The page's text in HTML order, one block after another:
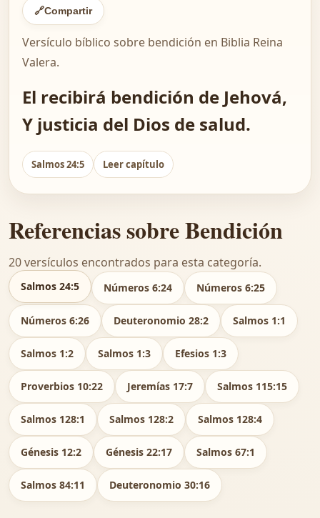
🔗Compartir
Versículo bíblico sobre bendición en Biblia Reina
Valera.
El recibirá bendición de Jehová,
Y justicia del Dios de salud.
Salmos 24:5 Leer capítulo
Referencias sobre Bendición
20 versículos encontrados para esta categoría.
Salmos 24:5 Números 6:24 Números 6:25
Números 6:26 Deuteronomio 28:2 Salmos 1:1
Salmos 1:2 Salmos 1:3 Efesios 1:3
Proverbios 10:22 Jeremías 17:7 Salmos 115:15
Salmos 128:1 Salmos 128:2 Salmos 128:4
Génesis 12:2 Génesis 22:17 Salmos 67:1
Salmos 84:11 Deuteronomio 30:16